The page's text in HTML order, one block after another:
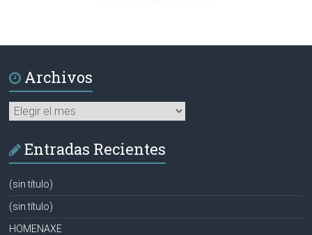
Archivos
Archivos
Entradas Recientes
(sin título)
(sin título)
HOMENAXE